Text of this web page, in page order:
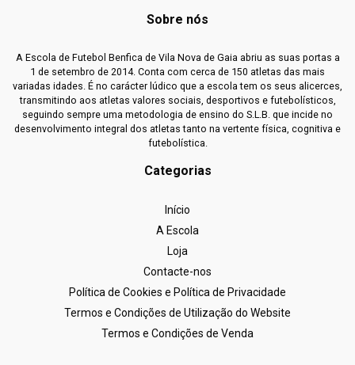
Sobre nós
A Escola de Futebol Benfica de Vila Nova de Gaia abriu as suas portas a
1 de setembro de 2014. Conta com cerca de 150 atletas das mais
variadas idades. É no carácter lúdico que a escola tem os seus alicerces,
transmitindo aos atletas valores sociais, desportivos e futebolísticos,
seguindo sempre uma metodologia de ensino do S.L.B. que incide no
desenvolvimento integral dos atletas tanto na vertente física, cognitiva e
futebolística.
Categorias
Início
A Escola
Loja
Contacte-nos
Política de Cookies e Política de Privacidade
Termos e Condições de Utilização do Website
Termos e Condições de Venda